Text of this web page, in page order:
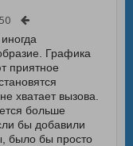
Графика
приятное
хватает вызова.
больше
бы добавили
было бы просто